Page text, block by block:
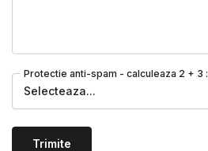
Protectie anti-spam - calculeaza 2 + 3 :
Selecteaza...
Trimite